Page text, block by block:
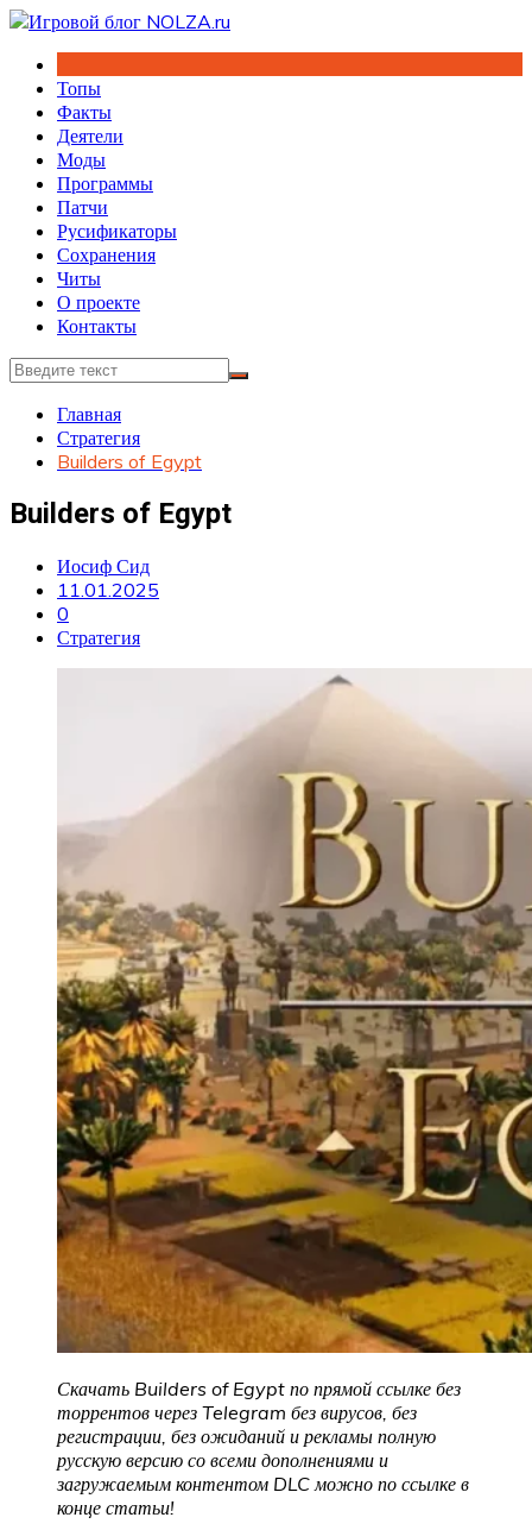
Перейти
содержимому
Топы
Факты
Деятели
Моды
Программы
Патчи
Русификаторы
Сохранения
Читы
О проекте
Контакты
Главная
Стратегия
Builders of Egypt
Builders of Egypt
Иосиф Сид
11.01.2025
0
Стратегия
Скачать Builders of Egypt по прямой ссылке без
торрентов через Telegram без вирусов, без
регистрации, без ожиданий и рекламы полную
русскую версию со всеми дополнениями и
загружаемым контентом DLC можно по ссылке в
конце статьи!